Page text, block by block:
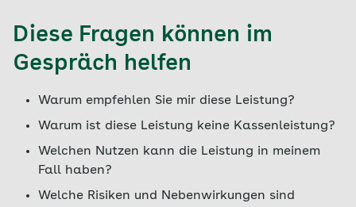
Diese Fragen können im
Gespräch helfen
Warum empfehlen Sie mir diese Leistung?
Warum ist diese Leistung keine Kassenleistung?
Welchen Nutzen kann die Leistung in meinem
Fall haben?
Welche Risiken und Nebenwirkungen sind